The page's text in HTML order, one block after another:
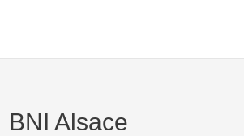
BNI Alsace